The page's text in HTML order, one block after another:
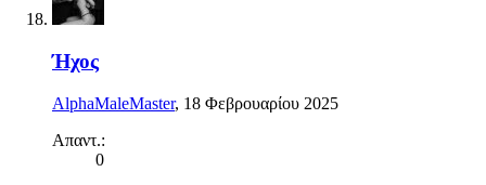
Ήχος
AlphaMaleMaster, 18 Φεβρουαρίου 2025
Απαντ.:
0